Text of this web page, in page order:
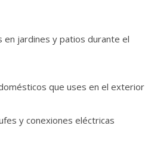
en jardines y patios durante el
que uses en el exterior
y conexiones eléctricas